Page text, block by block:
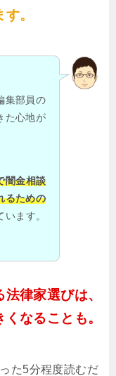
。
集部員の
た心地が
闇金相談
るための
ます。
律家選びは、
なることも。
た5分程度読むだ